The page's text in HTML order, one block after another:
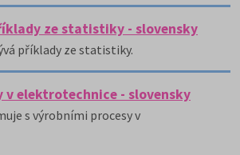
ze statistiky - slovensky
příklady ze statistiky.
v elektrotechnice - slovensky
s výrobními procesy v